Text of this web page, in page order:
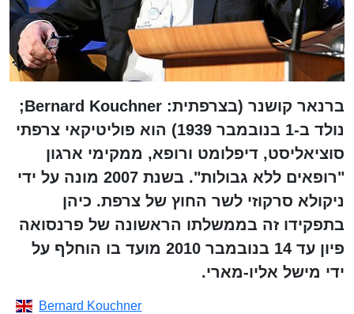
ברנאר קושנר (בצרפתית: Bernard Kouchner;
נולד ב-1 בנובמבר 1939) הוא פוליטיקאי צרפתי
סוציאליסט, דיפלומט ורופא, ממקימי ארגון
"רופאים ללא גבולות". בשנת 2007 מונה על ידי
ניקולא סרקוזי לשר החוץ של צרפת. כיהן
בתפקידו זה בממשלתו הראשונה של פרנסואה
פיון עד 14 בנובמבר 2010 מועד בו הוחלף על
ידי מישל אליו-מארי.
Bernard Kouchner